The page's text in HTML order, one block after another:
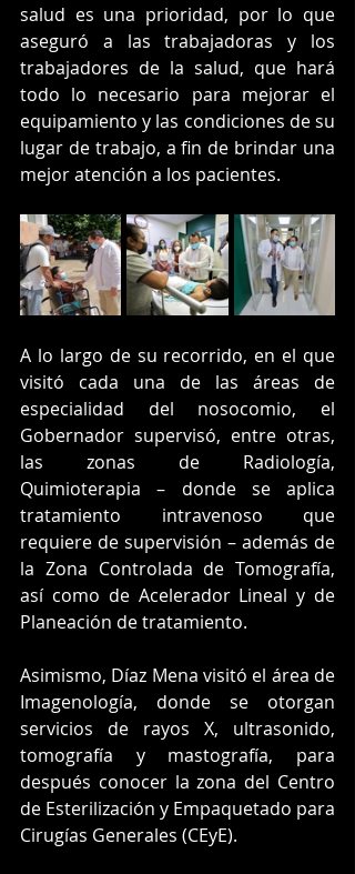
salud es una prioridad, por lo que
aseguró a las trabajadoras y los
trabajadores de la salud, que hará
todo lo necesario para mejorar el
equipamiento y las condiciones de su
lugar de trabajo, a fin de brindar una
mejor atención a los pacientes.
A lo largo de su recorrido, en el que
visitó cada una de las áreas de
especialidad del nosocomio, el
Gobernador supervisó, entre otras,
las zonas de Radiología,
Quimioterapia – donde se aplica
tratamiento intravenoso que
requiere de supervisión – además de
la Zona Controlada de Tomografía,
así como de Acelerador Lineal y de
Planeación de tratamiento.
Asimismo, Díaz Mena visitó el área de
Imagenología, donde se otorgan
servicios de rayos X, ultrasonido,
tomografía y mastografía, para
después conocer la zona del Centro
de Esterilización y Empaquetado para
Cirugías Generales (CEyE).